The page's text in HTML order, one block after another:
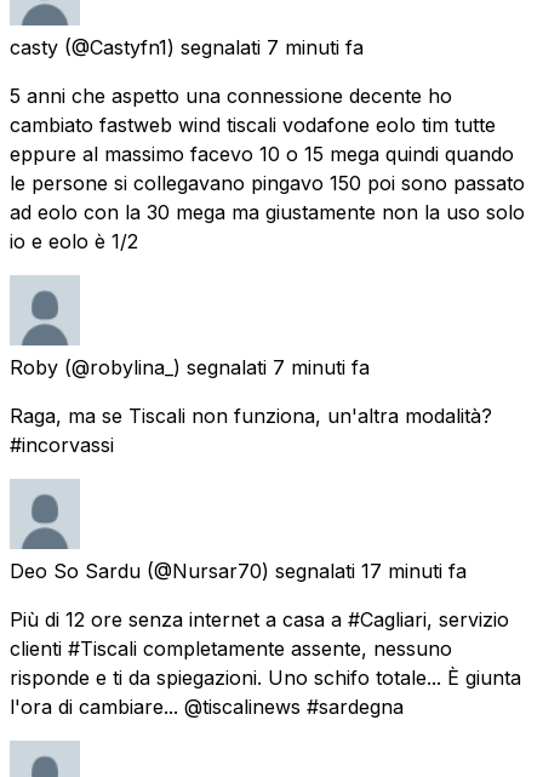
casty (@Castyfn1) segnalati 7 minuti fa
5 anni che aspetto una connessione decente ho
cambiato fastweb wind tiscali vodafone eolo tim tutte
eppure al massimo facevo 10 o 15 mega quindi quando
le persone si collegavano pingavo 150 poi sono passato
ad eolo con la 30 mega ma giustamente non la uso solo
io e eolo è 1/2
Roby (@robylina_) segnalati 7 minuti fa
Raga, ma se Tiscali non funziona, un'altra modalità?
#incorvassi
Deo So Sardu (@Nursar70) segnalati 17 minuti fa
Più di 12 ore senza internet a casa a #Cagliari, servizio
clienti #Tiscali completamente assente, nessuno
risponde e ti da spiegazioni. Uno schifo totale... È giunta
l'ora di cambiare... @tiscalinews #sardegna